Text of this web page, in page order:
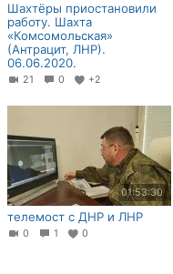
Шахтёры приостановили
работу. Шахта
«Комсомольская»
(Антрацит, ЛНР).
06.06.2020.
21 0 +2
01:53:30
телемост с ДНР и ЛНР
0 1 0